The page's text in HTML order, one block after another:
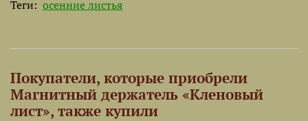
Теги: осенние листья
Покупатели, которые приобрели
Магнитный держатель «Кленовый
лист», также купили